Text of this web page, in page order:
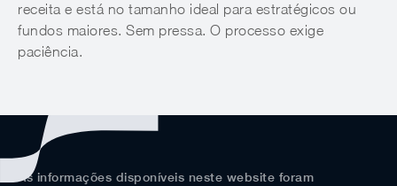
receita e está no tamanho ideal para estratégicos ou
fundos maiores. Sem pressa. O processo exige
paciência.
As informações disponíveis neste website foram